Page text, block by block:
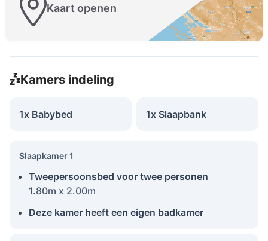
Kaart openen
Kamers indeling
1x Babybed 1x Slaapbank
Slaapkamer 1
Tweepersoonsbed voor twee personen
1.80m x 2.00m
Deze kamer heeft een eigen badkamer